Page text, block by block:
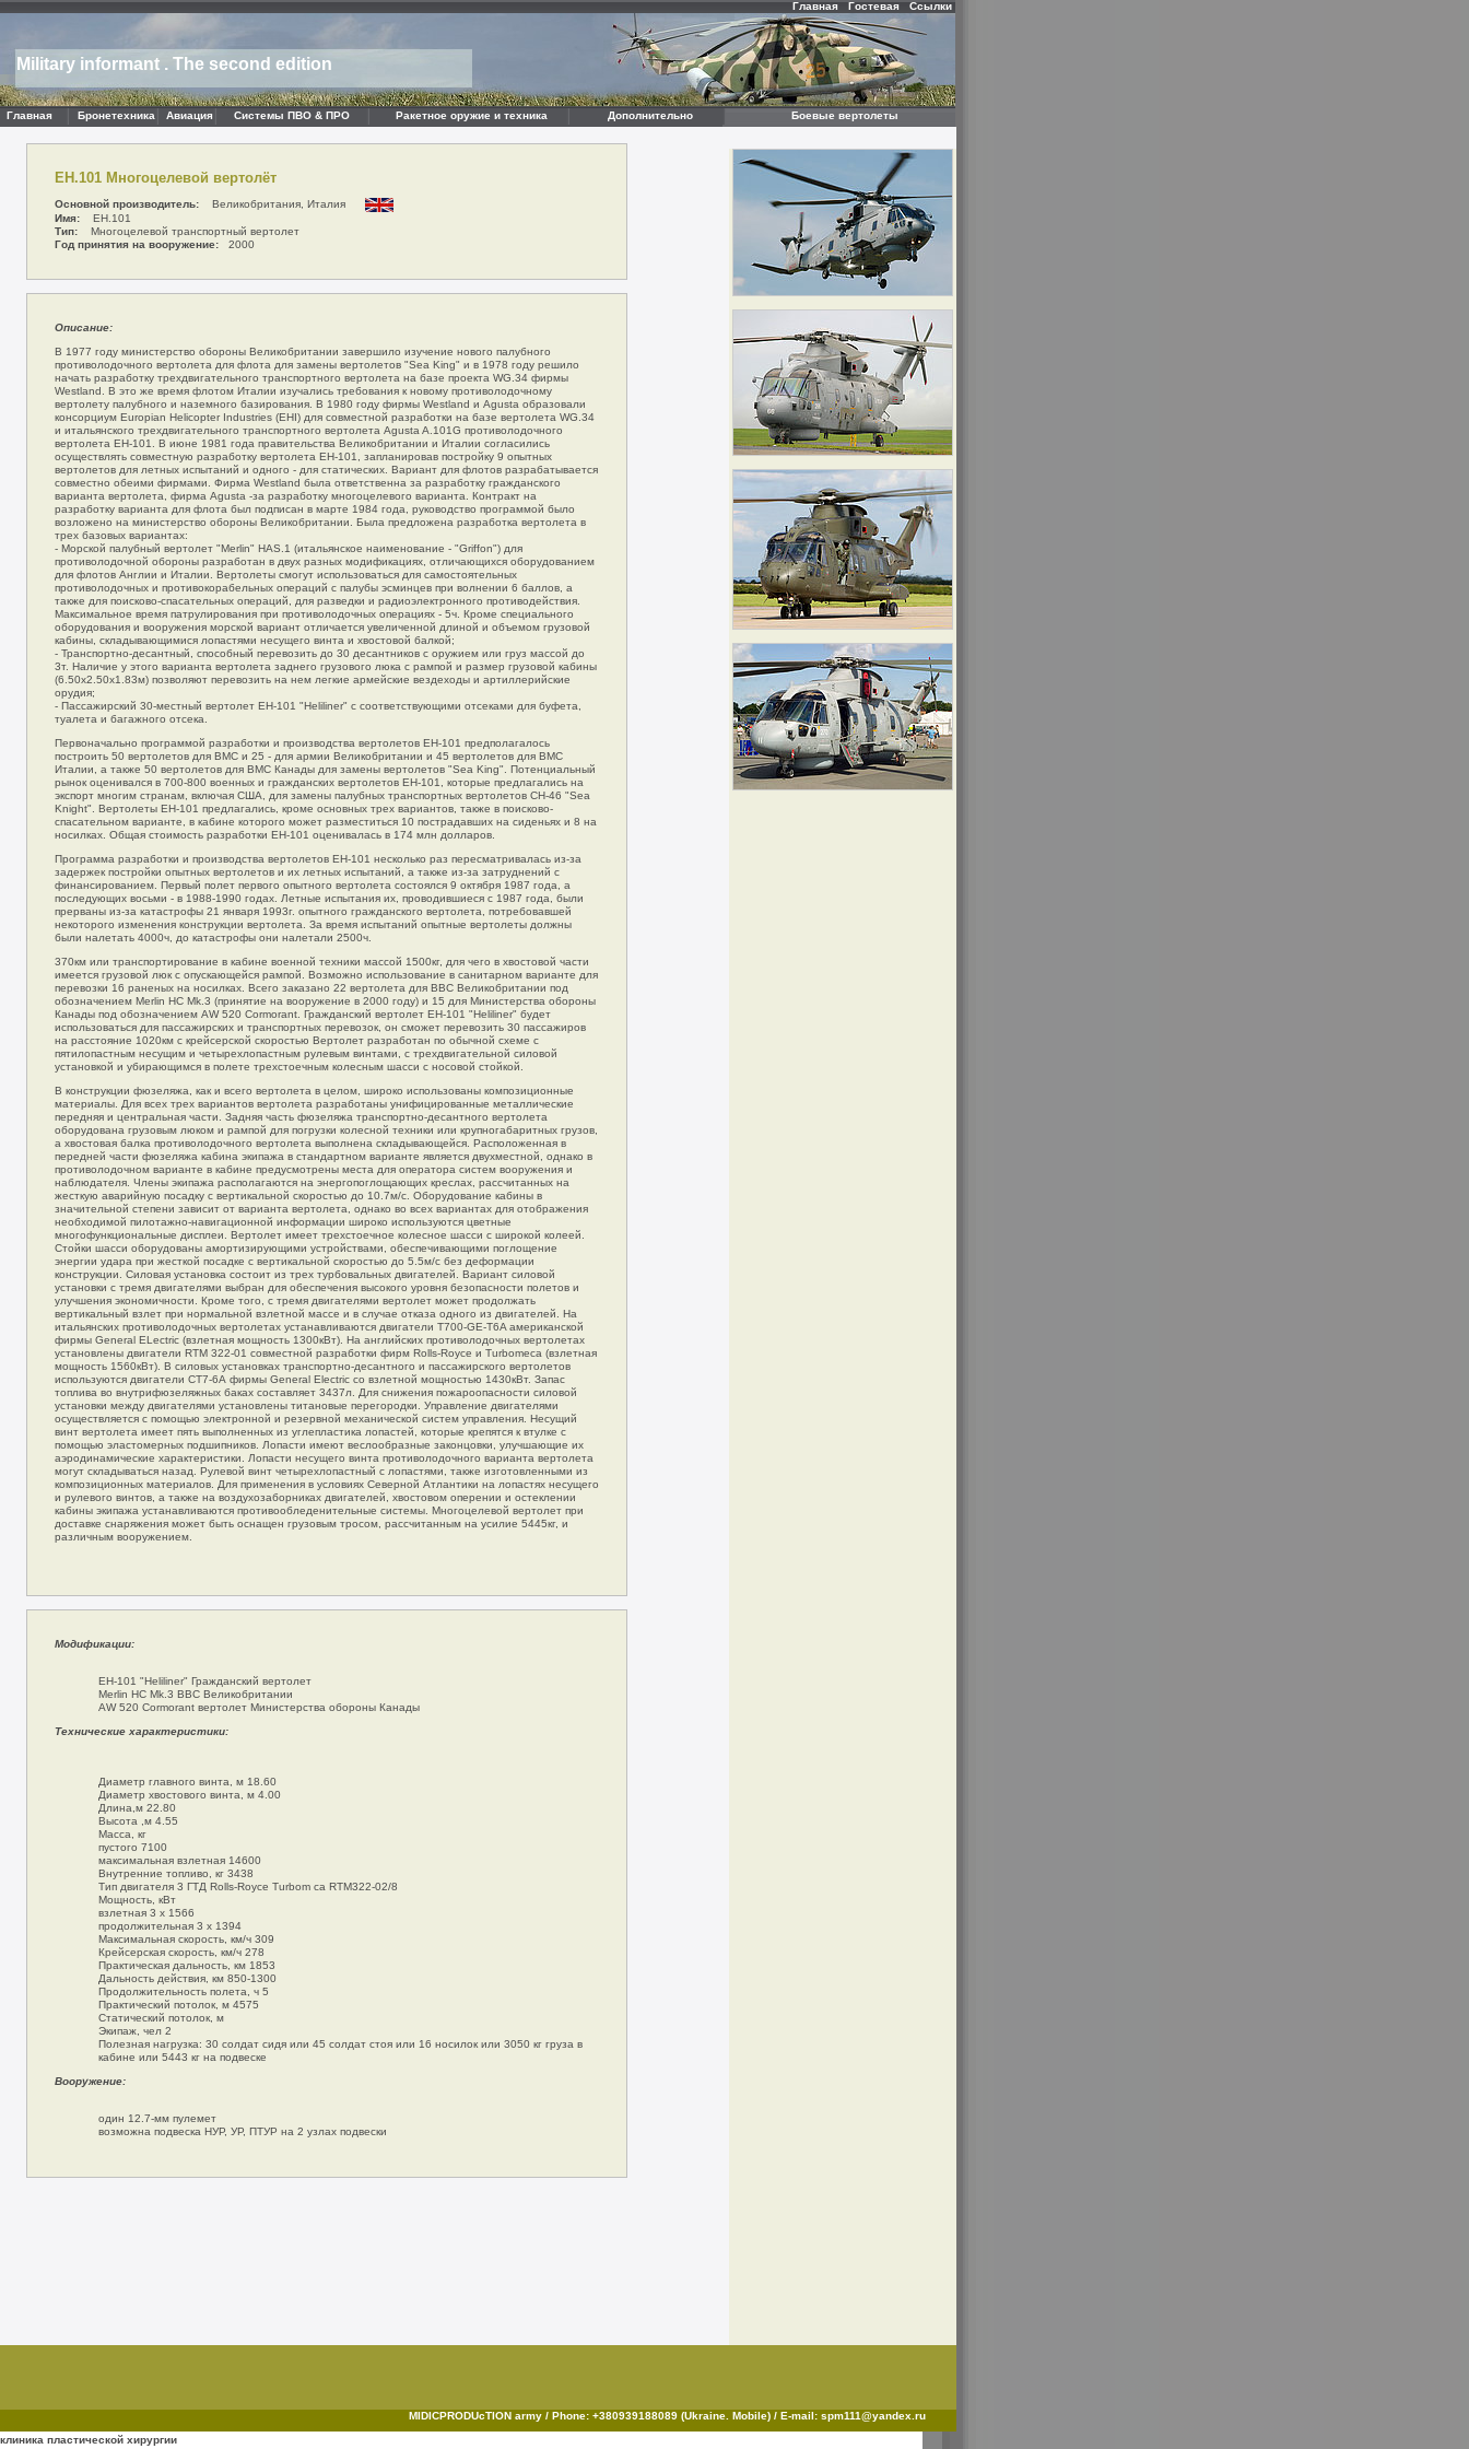
Главная Гостевая Ссылки
Military informant . The second edition
Главная Бронетехника Авиация Системы ПВО & ПРО Ракетное оружие и техника Дополнительно Боевые вертолеты
EH.101 Многоцелевой вертолёт
Основной производитель: Великобритания, Италия
Имя: EH.101
Тип: Многоцелевой транспортный вертолет
Год принятия на вооружение: 2000
Описание:
В 1977 году министерство обороны Великобритании завершило изучение нового палубного
противолодочного вертолета для флота для замены вертолетов "Sea King" и в 1978 году решило
начать разработку трехдвигательного транспортного вертолета на базе проекта WG.34 фирмы
Westland. В это же время флотом Италии изучались требования к новому противолодочному
вертолету палубного и наземного базирования. В 1980 году фирмы Westland и Agusta образовали
консорциум Europian Helicopter Industries (EHI) для совместной разработки на базе вертолета WG.34
и итальянского трехдвигательного транспортного вертолета Agusta A.101G противолодочного
вертолета ЕН-101. В июне 1981 года правительства Великобритании и Италии согласились
осуществлять совместную разработку вертолета ЕН-101, запланировав постройку 9 опытных
вертолетов для летных испытаний и одного - для статических. Вариант для флотов разрабатывается
совместно обеими фирмами. Фирма Westland была ответственна за разработку гражданского
варианта вертолета, фирма Agusta -за разработку многоцелевого варианта. Контракт на
разработку варианта для флота был подписан в марте 1984 года, руководство программой было
возложено на министерство обороны Великобритании. Была предложена разработка вертолета в
трех базовых вариантах:
- Морской палубный вертолет "Merlin" HAS.1 (итальянское наименование - "Griffon") для
противолодочной обороны разработан в двух разных модификациях, отличающихся оборудованием
для флотов Англии и Италии. Вертолеты смогут использоваться для самостоятельных
противолодочных и противокорабельных операций с палубы эсминцев при волнении 6 баллов, а
также для поисково-спасательных операций, для разведки и радиоэлектронного противодействия.
Максимальное время патрулирования при противолодочных операциях - 5ч. Кроме специального
оборудования и вооружения морской вариант отличается увеличенной длиной и объемом грузовой
кабины, складывающимися лопастями несущего винта и хвостовой балкой;
- Транспортно-десантный, способный перевозить до 30 десантников с оружием или груз массой до
3т. Наличие у этого варианта вертолета заднего грузового люка с рампой и размер грузовой кабины
(6.50х2.50х1.83м) позволяют перевозить на нем легкие армейские вездеходы и артиллерийские
орудия;
- Пассажирский 30-местный вертолет EH-101 "Heliliner" с соответствующими отсеками для буфета,
туалета и багажного отсека.
Первоначально программой разработки и производства вертолетов ЕН-101 предполагалось
построить 50 вертолетов для ВМС и 25 - для армии Великобритании и 45 вертолетов для ВМС
Италии, а также 50 вертолетов для ВМС Канады для замены вертолетов "Sea King". Потенциальный
рынок оценивался в 700-800 военных и гражданских вертолетов ЕН-101, которые предлагались на
экспорт многим странам, включая США, для замены палубных транспортных вертолетов СН-46 "Sea
Knight". Вертолеты ЕН-101 предлагались, кроме основных трех вариантов, также в поисково-
спасательном варианте, в кабине которого может разместиться 10 пострадавших на сиденьях и 8 на
носилках. Общая стоимость разработки ЕН-101 оценивалась в 174 млн долларов.
Программа разработки и производства вертолетов ЕН-101 несколько раз пересматривалась из-за
задержек постройки опытных вертолетов и их летных испытаний, а также из-за затруднений с
финансированием. Первый полет первого опытного вертолета состоялся 9 октября 1987 года, а
последующих восьми - в 1988-1990 годах. Летные испытания их, проводившиеся с 1987 года, были
прерваны из-за катастрофы 21 января 1993г. опытного гражданского вертолета, потребовавшей
некоторого изменения конструкции вертолета. За время испытаний опытные вертолеты должны
были налетать 4000ч, до катастрофы они налетали 2500ч.
370км или транспортирование в кабине военной техники массой 1500кг, для чего в хвостовой части
имеется грузовой люк с опускающейся рампой. Возможно использование в санитарном варианте для
перевозки 16 раненых на носилках. Всего заказано 22 вертолета для ВВС Великобритании под
обозначением Merlin HC Mk.3 (принятие на вооружение в 2000 году) и 15 для Министерства обороны
Канады под обозначением AW 520 Cormorant. Гражданский вертолет EH-101 "Heliliner" будет
использоваться для пассажирских и транспортных перевозок, он сможет перевозить 30 пассажиров
на расстояние 1020км с крейсерской скоростью Вертолет разработан по обычной схеме с
пятилопастным несущим и четырехлопастным рулевым винтами, с трехдвигательной силовой
установкой и убирающимся в полете трехстоечным колесным шасси с носовой стойкой.
В конструкции фюзеляжа, как и всего вертолета в целом, широко использованы композиционные
материалы. Для всех трех вариантов вертолета разработаны унифицированные металлические
передняя и центральная части. Задняя часть фюзеляжа транспортно-десантного вертолета
оборудована грузовым люком и рампой для погрузки колесной техники или крупногабаритных грузов,
а хвостовая балка противолодочного вертолета выполнена складывающейся. Расположенная в
передней части фюзеляжа кабина экипажа в стандартном варианте является двухместной, однако в
противолодочном варианте в кабине предусмотрены места для оператора систем вооружения и
наблюдателя. Члены экипажа располагаются на энергопоглощающих креслах, рассчитанных на
жесткую аварийную посадку с вертикальной скоростью до 10.7м/с. Оборудование кабины в
значительной степени зависит от варианта вертолета, однако во всех вариантах для отображения
необходимой пилотажно-навигационной информации широко используются цветные
многофункциональные дисплеи. Вертолет имеет трехстоечное колесное шасси с широкой колеей.
Стойки шасси оборудованы амортизирующими устройствами, обеспечивающими поглощение
энергии удара при жесткой посадке с вертикальной скоростью до 5.5м/с без деформации
конструкции. Силовая установка состоит из трех турбовальных двигателей. Вариант силовой
установки с тремя двигателями выбран для обеспечения высокого уровня безопасности полетов и
улучшения экономичности. Кроме того, с тремя двигателями вертолет может продолжать
вертикальный взлет при нормальной взлетной массе и в случае отказа одного из двигателей. На
итальянских противолодочных вертолетах устанавливаются двигатели T700-GE-T6A американской
фирмы General ELectric (взлетная мощность 1300кВт). На английских противолодочных вертолетах
установлены двигатели RTM 322-01 совместной разработки фирм Rolls-Royce и Turbomeca (взлетная
мощность 1560кВт). В силовых установках транспортно-десантного и пассажирского вертолетов
используются двигатели СТ7-6А фирмы General Electric со взлетной мощностью 1430кВт. Запас
топлива во внутрифюзеляжных баках составляет 3437л. Для снижения пожароопасности силовой
установки между двигателями установлены титановые перегородки. Управление двигателями
осуществляется с помощью электронной и резервной механической систем управления. Несущий
винт вертолета имеет пять выполненных из углепластика лопастей, которые крепятся к втулке с
помощью эластомерных подшипников. Лопасти имеют веслообразные законцовки, улучшающие их
аэродинамические характеристики. Лопасти несущего винта противолодочного варианта вертолета
могут складываться назад. Рулевой винт четырехлопастный с лопастями, также изготовленными из
композиционных материалов. Для применения в условиях Северной Атлантики на лопастях несущего
и рулевого винтов, а также на воздухозаборниках двигателей, хвостовом оперении и остеклении
кабины экипажа устанавливаются противообледенительные системы. Многоцелевой вертолет при
доставке снаряжения может быть оснащен грузовым тросом, рассчитанным на усилие 5445кг, и
различным вооружением.
Модификации:
EH-101 "Heliliner" Гражданский вертолет
Merlin HC Mk.3 ВВС Великобритании
AW 520 Cormorant вертолет Министерства обороны Канады
Технические характеристики:
Диаметр главного винта, м 18.60
Диаметр хвостового винта, м 4.00
Длина,м 22.80
Высота ,м 4.55
Масса, кг
пустого 7100
максимальная взлетная 14600
Внутренние топливо, кг 3438
Тип двигателя 3 ГТД Rolls-Royce Turbom ca RTM322-02/8
Мощность, кВт
взлетная 3 х 1566
продолжительная 3 х 1394
Максимальная скорость, км/ч 309
Крейсерская скорость, км/ч 278
Практическая дальность, км 1853
Дальность действия, км 850-1300
Продолжительность полета, ч 5
Практический потолок, м 4575
Статический потолок, м
Экипаж, чел 2
Полезная нагрузка: 30 солдат сидя или 45 солдат стоя или 16 носилок или 3050 кг груза в
кабине или 5443 кг на подвеске
Вооружение:
один 12.7-мм пулемет
возможна подвеска НУР, УР, ПТУР на 2 узлах подвески
MIDICPRODUcTION army / Phone: +380939188089 (Ukraine. Mobile) / E-mail: spm111@yandex.ru
клиника пластической хирургии